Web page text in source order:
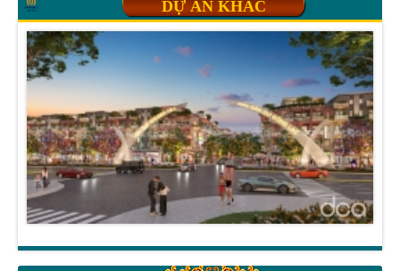
DỰ ÁN KHÁC